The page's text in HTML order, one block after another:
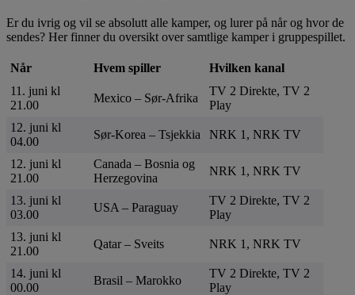
Er du ivrig og vil se absolutt alle kamper, og lurer på når og hvor de
sendes? Her finner du oversikt over samtlige kamper i gruppespillet.
Når Hvem spiller
Hvilken kanal
11. juni kl
21.00
Mexico – Sør-Afrika
TV 2 Direkte, TV 2
Play
12. juni kl
04.00
Sør-Korea – Tsjekkia NRK 1, NRK TV
12. juni kl
21.00
Canada – Bosnia og
Herzegovina
NRK 1, NRK TV
13. juni kl
03.00
USA – Paraguay
TV 2 Direkte, TV 2
Play
13. juni kl
21.00
Qatar – Sveits NRK 1, NRK TV
14. juni kl
00.00
Brasil – Marokko
TV 2 Direkte, TV 2
Play